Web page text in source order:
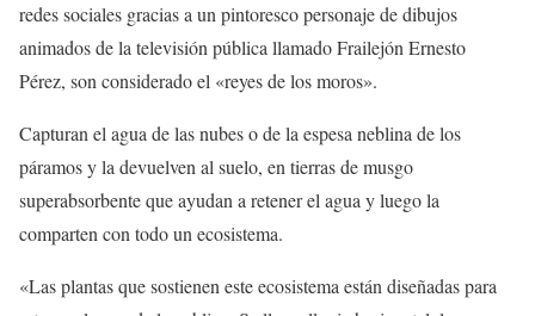
redes sociales gracias a un pintoresco personaje de dibujos
animados de la televisión pública llamado Frailejón Ernesto
Pérez, son considerado el «reyes de los moros».
Capturan el agua de las nubes o de la espesa neblina de los
páramos y la devuelven al suelo, en tierras de musgo
superabsorbente que ayudan a retener el agua y luego la
comparten con todo un ecosistema.
«Las plantas que sostienen este ecosistema están diseñadas para